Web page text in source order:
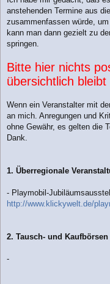
anstehenden Termine aus
zusammenfassen würde,
kann man dann gezielt zu
springen.
Bitte hier nichts
übersichtlich bleibt
Wenn ein Veranstalter mit
an mich. Anregungen und
ohne Gewähr, es gelten die
Dank.
1. Überregionale
- Playmobil-
http://www.klickywelt.de/
2. Tausch- und Kaufbörsen
-